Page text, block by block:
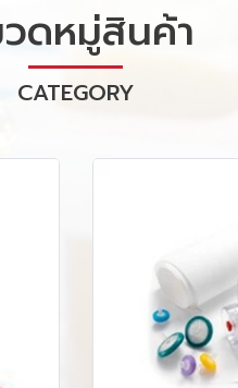
ดหมู่สินค้า
CATEGORY